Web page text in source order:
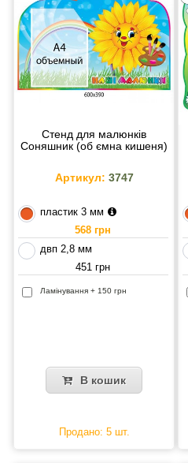
Стенд для малюнків
Соняшник (об ємна кишеня)
Артикул: 3747
пластик 3 мм
568 грн
двп 2,8 мм
451 грн
Ламінування + 150 грн
В кошик
Продано: 5 шт.